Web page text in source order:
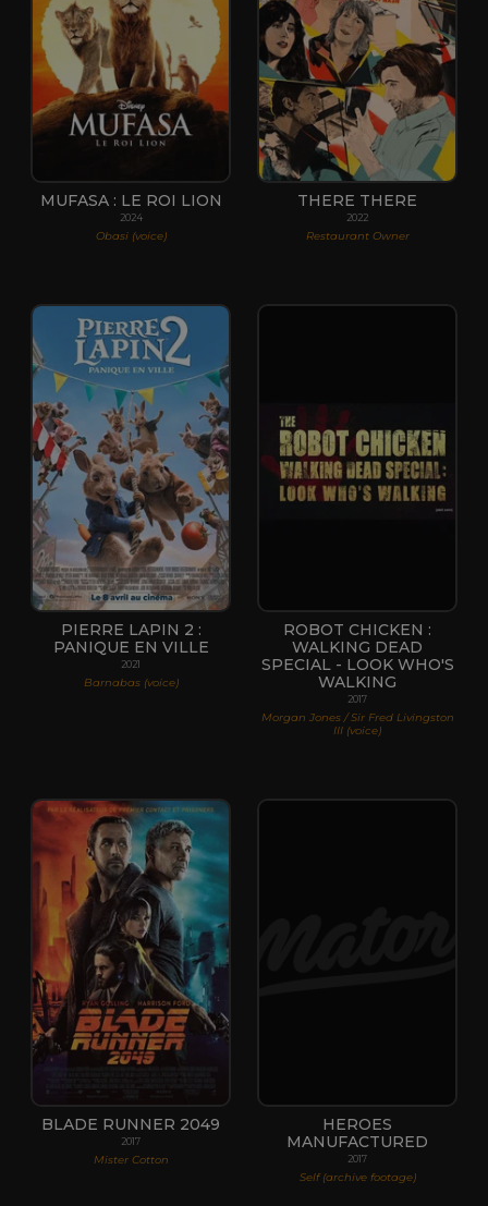
MUFASA : LE ROI LION
2024
Obasi (voice)
THERE THERE
2022
Restaurant Owner
PIERRE LAPIN 2 :
PANIQUE EN VILLE
2021
Barnabas (voice)
ROBOT CHICKEN :
WALKING DEAD
SPECIAL - LOOK WHO'S
WALKING
2017
Morgan Jones / Sir Fred Livingston
III (voice)
BLADE RUNNER 2049
2017
Mister Cotton
HEROES
MANUFACTURED
2017
Self (archive footage)